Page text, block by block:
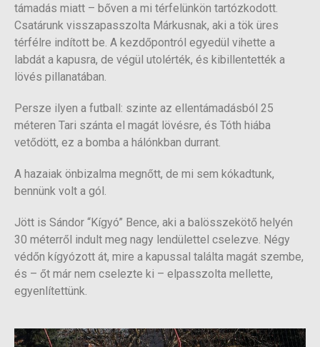
támadás miatt – bőven a mi térfelünkön tartózkodott.
Csatárunk visszapasszolta Márkusnak, aki a tök üres
térfélre indított be. A kezdőpontról egyedül vihette a
labdát a kapusra, de végül utolérték, és kibillentették a
lövés pillanatában.
Persze ilyen a futball: szinte az ellentámadásból 25
méteren Tari szánta el magát lövésre, és Tóth hiába
vetődött, ez a bomba a hálónkban durrant.
A hazaiak önbizalma megnőtt, de mi sem kókadtunk,
bennünk volt a gól.
Jött is Sándor “Kígyó” Bence, aki a balösszekötő helyén
30 méterről indult meg nagy lendülettel cselezve. Négy
védőn kígyózott át, mire a kapussal találta magát szembe,
és – őt már nem cselezte ki – elpasszolta mellette,
egyenlítettünk.